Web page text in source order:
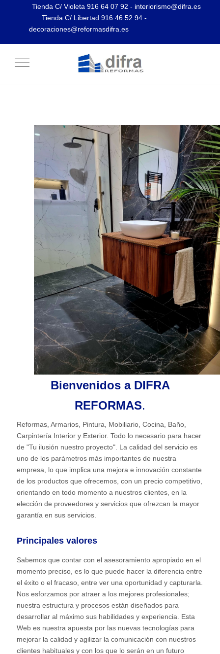
Tienda C/ Violeta 916 64 07 92 - interiorismo@difra.es
Tienda C/ Libertad 916 46 52 94 -
decoraciones@reformasdifra.es
Mobile Menu Toggle
Bienvenidos a DIFRA
REFORMAS.
Reformas, Armarios, Pintura, Mobiliario, Cocina, Baño,
Carpintería Interior y Exterior. Todo lo necesario para hacer
de "Tu ilusión nuestro proyecto". La calidad del servicio es
uno de los parámetros más importantes de nuestra
empresa, lo que implica una mejora e innovación constante
de los productos que ofrecemos, con un precio competitivo,
orientando en todo momento a nuestros clientes, en la
elección de proveedores y servicios que ofrezcan la mayor
garantía en sus servicios.
Principales valores
Sabemos que contar con el asesoramiento apropiado en el
momento preciso, es lo que puede hacer la diferencia entre
el éxito o el fracaso, entre ver una oportunidad y capturarla.
Nos esforzamos por atraer a los mejores profesionales;
nuestra estructura y procesos están diseñados para
desarrollar al máximo sus habilidades y experiencia. Esta
Web es nuestra apuesta por las nuevas tecnologías para
mejorar la calidad y agilizar la comunicación con nuestros
clientes habituales y con los que lo serán en un futuro